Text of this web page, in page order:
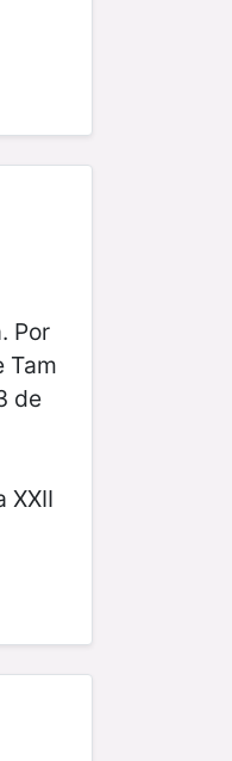
Por
Tam
de
XXII